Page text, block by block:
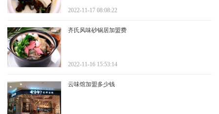
2022-11-17 08:08:22
齐氏风味砂锅居加盟费
2022-11-16 15:53:14
云味馆加盟多少钱